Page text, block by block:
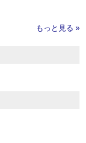
もっと見る »